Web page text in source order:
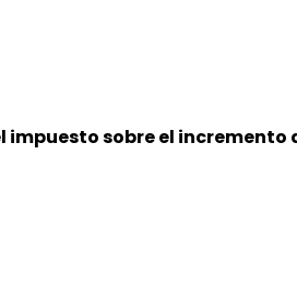
impuesto sobre el